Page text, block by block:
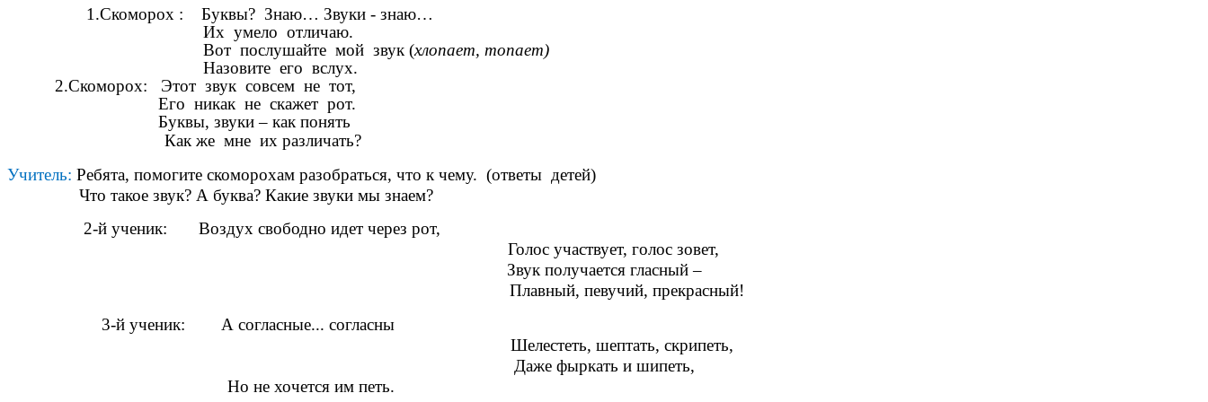
1.Скоморох : Буквы? Знаю… Звуки - знаю…
Их умело отличаю.
Вот послушайте мой звук (хлопает, топает)
Назовите его вслух.
2.Скоморох: Этот звук совсем не тот,
Его никак не скажет рот.
Буквы, звуки – как понять
Как же мне их различать?
Учитель: Ребята, помогите скоморохам разобраться, что к чему. (ответы детей)
Что такое звук? А буква? Какие звуки мы знаем?
2-й ученик: Воздух свободно идет через рот,
Голос участвует, голос зовет,
Звук получается гласный –
Плавный, певучий, прекрасный!
3-й ученик: А согласные... согласны
Шелестеть, шептать, скрипеть,
Даже фыркать и шипеть,
Но не хочется им петь.